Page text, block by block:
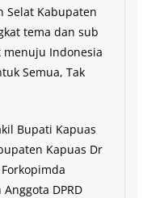
Selat Kabupaten
tema dan sub
menuju Indonesia
Semua, Tak
Bupati Kapuas
Kapuas Dr
DPRD